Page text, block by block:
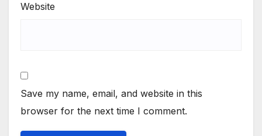
Website
Save my name, email, and website in this
browser for the next time I comment.